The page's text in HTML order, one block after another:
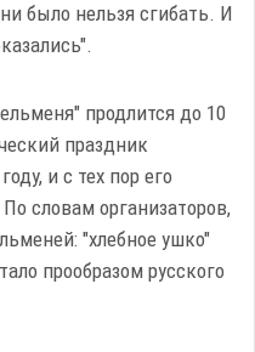
было нельзя сгибать. И
продлится до 10
праздник
и с тех пор его
словам организаторов,
"хлебное ушко"
прообразом русского